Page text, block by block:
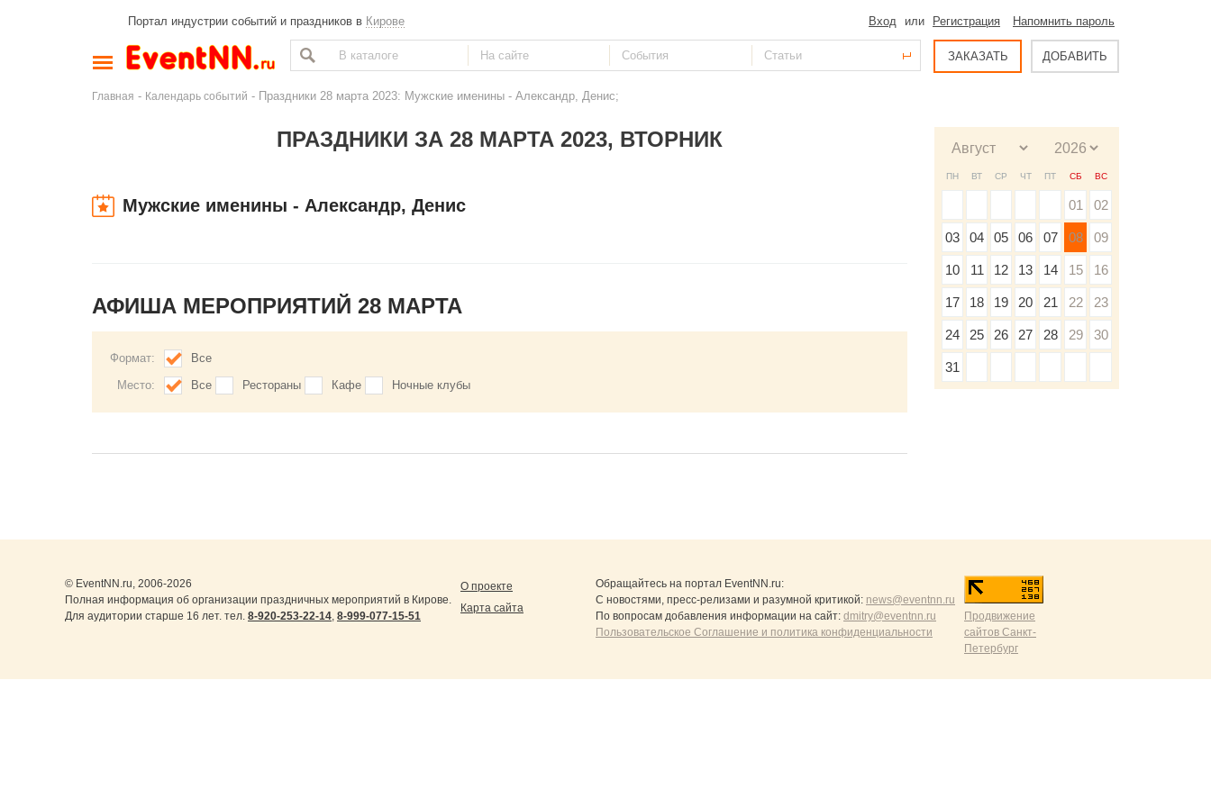
Портал индустрии событий и праздников в Кирове Вход или Регистрация Напомнить пароль
ЗАКАЗАТЬ ДОБАВИТЬ
Главная - Календарь событий - Праздники 28 марта 2023: Мужские именины - Александр, Денис;
ПРАЗДНИКИ ЗА 28 МАРТА 2023, ВТОРНИК
Мужские именины - Александр, Денис
АФИША МЕРОПРИЯТИЙ 28 МАРТА
Формат:
Все
Место:
Все Рестораны Кафе Ночные клубы
ПН ВТ СР ЧТ ПТ СБ ВС
01 02
03 04 05 06 07 08 09
10 11 12 13 14 15 16
17 18 19 20 21 22 23
24 25 26 27 28 29 30
31
© EventNN.ru, 2006-2026
Полная информация об организации праздничных мероприятий в Кирове.
Для аудитории старше 16 лет. тел. 8-920-253-22-14, 8-999-077-15-51
О проекте
Карта сайта
Обращайтесь на портал EventNN.ru:
С новостями, пресс-релизами и разумной критикой: news@eventnn.ru
По вопросам добавления информации на сайт: dmitry@eventnn.ru
Пользовательское Соглашение и политика конфиденциальности
Продвижение
сайтов Санкт-
Петербург